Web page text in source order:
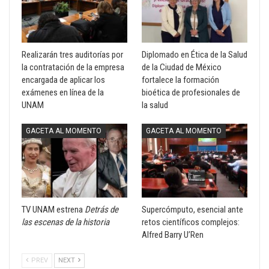
Realizarán tres auditorías por
la contratación de la empresa
encargada de aplicar los
exámenes en línea de la
UNAM
Diplomado en Ética de la Salud
de la Ciudad de México
fortalece la formación
bioética de profesionales de
la salud
GACETA AL MOMENTO
TV UNAM estrena Detrás de
las escenas de la historia
GACETA AL MOMENTO
Supercómputo, esencial ante
retos científicos complejos:
Alfred Barry U’Ren
PREV NEXT